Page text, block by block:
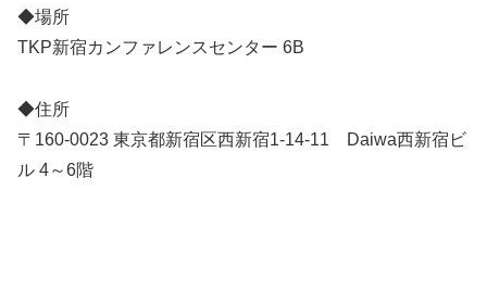
◆場所
TKP新宿カンファレンスセンター 6B
◆住所
〒160-0023 東京都新宿区西新宿1-14-11 Daiwa西新宿ビ
ル 4～6階